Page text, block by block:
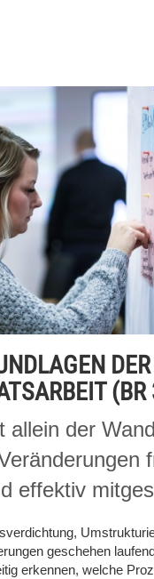
DER
allein der
effektiv
geschehen
erkennen, welche